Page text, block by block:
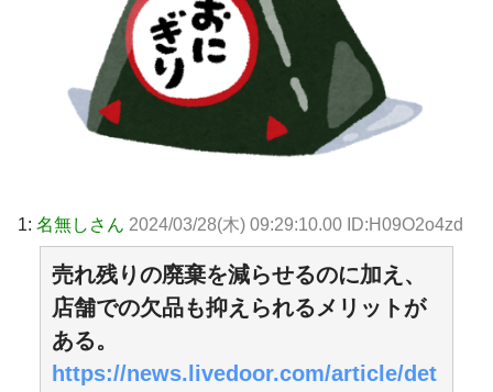
1: 名無しさん 2024/03/28(木) 09:29:10.00 ID:H09O2o4zd
売れ残りの廃棄を減らせるのに加え、
店舗での欠品も抑えられるメリットが
ある。
https://news.livedoor.com/article/det